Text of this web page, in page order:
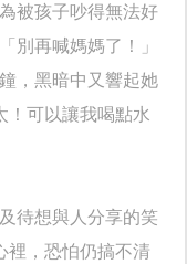
被孩子吵得無法好
別再喊媽媽了！」
，黑暗中又響起她
！可以讓我喝點水
待想與人分享的笑
裡，恐怕仍搞不清